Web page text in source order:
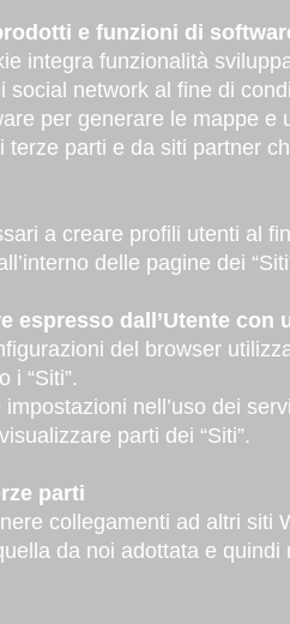
e funzioni di
integra funzionalità
social network al fine di
per generare le mappe
terze parti e da siti partner
a creare profili utenti al
delle pagine dei
espresso dall’Utente
del browser
i “Siti”.
nell’uso dei
parti dei “Siti”.
parti
collegamenti ad altri
da noi adottata e